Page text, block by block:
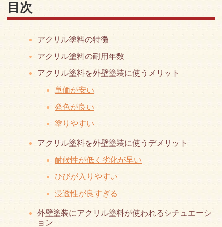
目次
アクリル塗料の特徴
アクリル塗料の耐用年数
アクリル塗料を外壁塗装に使うメリット
単価が安い
発色が良い
塗りやすい
アクリル塗料を外壁塗装に使うデメリット
耐候性が低く劣化が早い
ひびが入りやすい
浸透性が良すぎる
外壁塗装にアクリル塗料が使われるシチュエーシ
ョン